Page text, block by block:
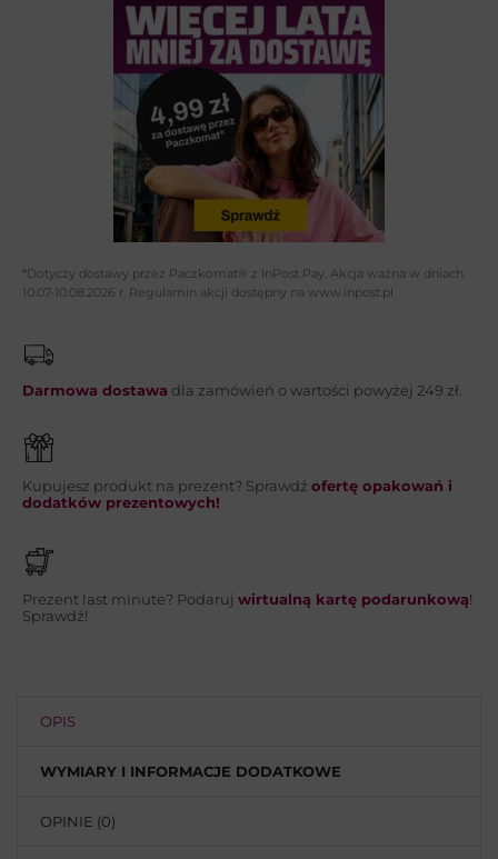
Imię i nazwisko*:
Adres email*:
Wiadomość*:
WYŚLIJ
*Dotyczy dostawy przez Paczkomat® z InPost Pay. Akcja ważna w dniach
10.07-10.08.2026 r. Regulamin akcji dostępny na www.inpost.pl
Darmowa dostawa dla zamówień o wartości powyżej 249 zł.
Kupujesz produkt na prezent? Sprawdź ofertę opakowań i
dodatków prezentowych!
Prezent last minute? Podaruj wirtualną kartę podarunkową!
Sprawdź!
OPIS
WYMIARY I INFORMACJE DODATKOWE
OPINIE (0)